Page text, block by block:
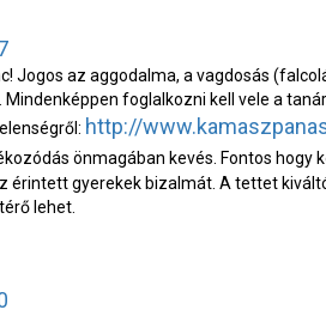
Jogos az aggodalma, a vagdosás
foglalkozni kell vele a
http://
önmagában kevés. Fontos
érintett gyerekek bizalmát. A tettet
lehet.